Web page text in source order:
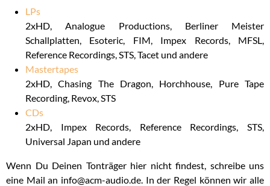
LPs
2xHD, Analogue Productions, Berliner Meister
Schallplatten, Esoteric, FIM, Impex Records, MFSL,
Reference Recordings, STS, Tacet und andere
Mastertapes
2xHD, Chasing The Dragon, Horchhouse, Pure Tape
Recording, Revox, STS
CDs
2xHD, Impex Records, Reference Recordings, STS,
Universal Japan und andere
Wenn Du Deinen Tonträger hier nicht findest, schreibe uns
eine Mail an info@acm-audio.de. In der Regel können wir alle